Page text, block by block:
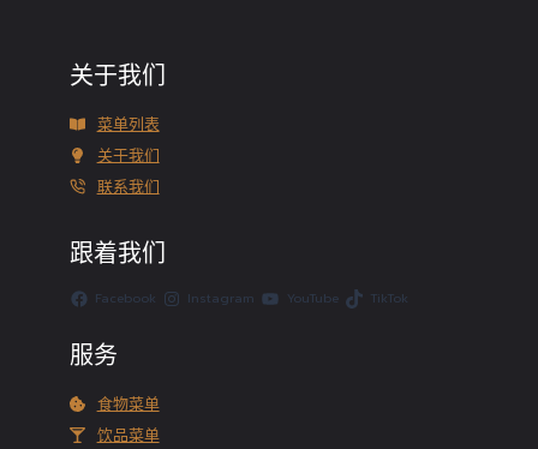
关于我们
菜单列表
关于我们
联系我们
跟着我们
Facebook Instagram YouTube TikTok
服务
食物菜单
饮品菜单